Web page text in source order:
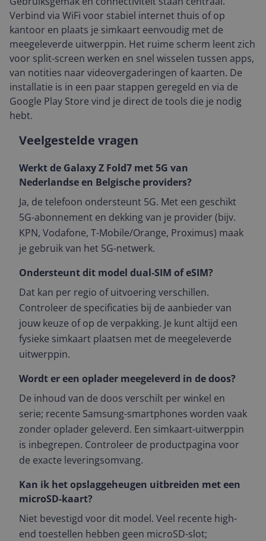
Verbind via WiFi voor stabiel internet thuis of op
kantoor en plaats je simkaart eenvoudig met de
meegeleverde uitwerppin. Het ruime scherm leent zich
voor split-screen werken en snel wisselen tussen apps,
van notities naar videovergaderingen of kaarten. De
installatie is in een paar stappen geregeld en via de
Google Play Store vind je direct de tools die je nodig
hebt.
Veelgestelde vragen
Werkt de Galaxy Z Fold7 met 5G van
Nederlandse en Belgische providers?
Ja, de telefoon ondersteunt 5G. Met een geschikt
5G-abonnement en dekking van je provider (bijv.
KPN, Vodafone, T-Mobile/Orange, Proximus) maak
je gebruik van het 5G-netwerk.
Ondersteunt dit model dual‑SIM of eSIM?
Dat kan per regio of uitvoering verschillen.
Controleer de specificaties bij de aanbieder van
jouw keuze of op de verpakking. Je kunt altijd een
fysieke simkaart plaatsen met de meegeleverde
uitwerppin.
Wordt er een oplader meegeleverd in de doos?
De inhoud van de doos verschilt per winkel en
serie; recente Samsung-smartphones worden vaak
zonder oplader geleverd. Een simkaart-uitwerppin
is inbegrepen. Controleer de productpagina voor
de exacte leveringsomvang.
Kan ik het opslaggeheugen uitbreiden met een
microSD-kaart?
Niet bevestigd voor dit model. Veel recente high-
end toestellen hebben geen microSD-slot;